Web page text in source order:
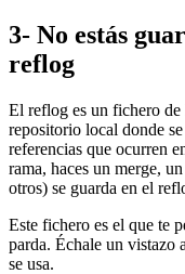
3- No estás
reflog
El reflog es un fichero de
repositorio local donde
referencias que ocurren
rama, haces un merge,
otros) se guarda en el
Este fichero es el que te
parda. Échale un vistazo a
se usa.